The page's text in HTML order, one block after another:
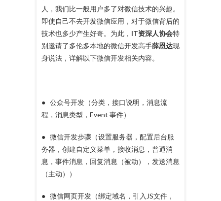
人，我们比一般用户多了对微信技术的兴趣。
即使自己不去开发微信应用，对于微信背后的
技术也多少产生好奇。为此， IT资深人协会特
别邀请了多伦多本地的微信开发高手薛恩达现
身说法，详解以下微信开发相关内容。
● 公众号开发（分类，接口说明，消息流
程，消息类型，Event 事件）
● 微信开发步骤（设置服务器，配置后台服
务器，创建自定义菜单，接收消息，普通消
息，事件消息，回复消息（被动），发送消息
（主动））
● 微信网页开发（绑定域名，引入JS文件，